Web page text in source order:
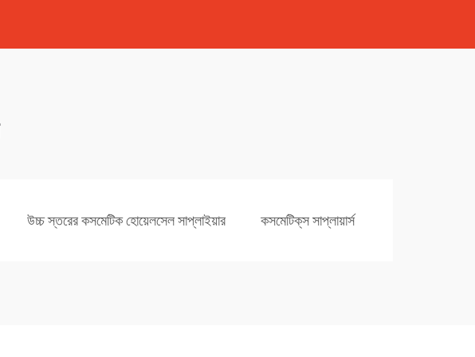
উচ্চ স্তরের কসমেটিক হোয়েলসেল সাপ্লাইয়ার কসমেটিক্‌স সাপ্লায়ার্স